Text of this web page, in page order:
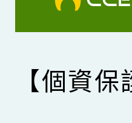
【個資保